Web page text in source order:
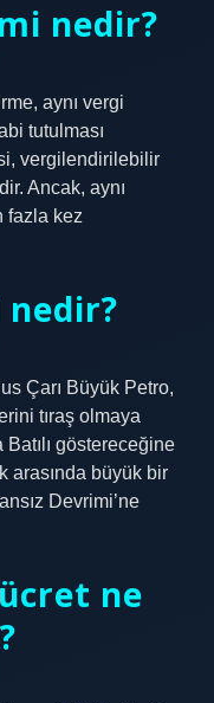
nedir?
aynı vergi
tutulması
vergilendirilebilir
Ancak, aynı
fazla kez
nedir?
Çarı Büyük Petro,
tıraş olmaya
göstereceğine
arasında büyük bir
Devrimi’ne
ne